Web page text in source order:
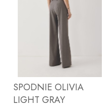
ZOBACZ PRODUKT
SPODNIE OLIVIA
LIGHT GRAY